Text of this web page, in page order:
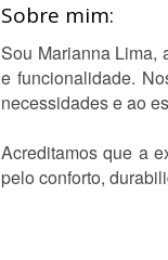
Sobre mim:
Sou Marianna Lima,
e funcionalidade.
necessidades e ao
Acreditamos que a
pelo conforto,